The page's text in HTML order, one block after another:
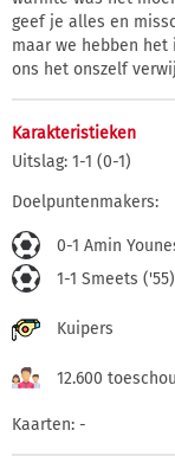
geef je alles en
maar we hebben
ons het onszelf
Karakteristieken
Uitslag: 1-1 (0-1)
Doelpuntenmakers:
0-1 Amin
1-1 Smeets ('55)
Kuipers
12.600
Kaarten: -